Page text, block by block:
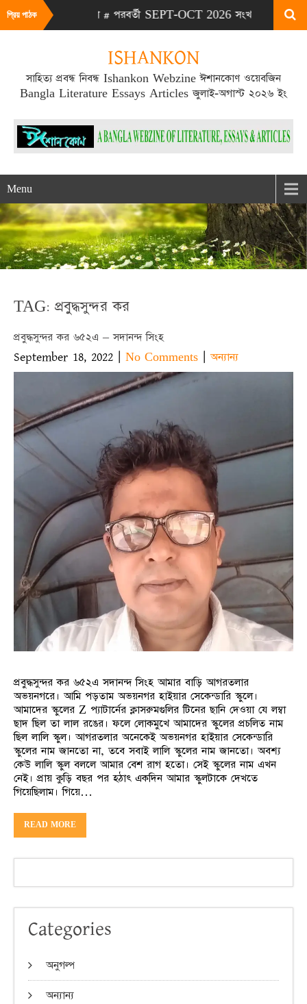
প্রিয় পাঠক2026 সংখ্যা # পরবর্তী SEPT-OCT 2026 সংখ্যা প্রকাশিত হবে
ISHANKON
সাহিত্য প্রবন্ধ নিবন্ধ Ishankon Webzine ঈশানকোণ ওয়েবজিন
Bangla Literature Essays Articles জুলাই-অগাস্ট ২০২৬ ইং
Menu
TAG: প্রবুদ্ধসুন্দর কর
প্রবুদ্ধসুন্দর কর ৬৫২এ – সদানন্দ সিংহ
September 18, 2022 | No Comments |অন্যান্য
প্রবুদ্ধসুন্দর কর ৬৫২এ সদানন্দ সিংহ আমার বাড়ি আগরতলার
অভয়নগরে। আমি পড়তাম অভয়নগর হাইয়ার সেকেন্ডারি স্কুলে।
আমাদের স্কুলের Z প্যাটার্নের ক্লাসরুমগুলির টিনের ছানি দেওয়া যে লম্বা
ছাদ ছিল তা লাল রঙের। ফলে লোকমুখে আমাদের স্কুলের প্রচলিত নাম
ছিল লালি স্কুল। আগরতলার অনেকেই অভয়নগর হাইয়ার সেকেন্ডারি
স্কুলের নাম জানতো না, তবে সবাই লালি স্কুলের নাম জানতো। অবশ্য
কেউ লালি স্কুল বললে আমার বেশ রাগ হতো। সেই স্কুলের নাম এখন
নেই। প্রায় কুড়ি বছর পর হঠাৎ একদিন আমার স্কুলটাকে দেখতে
গিয়েছিলাম। গিয়ে…
READ MORE
Categories
অনুগল্প
অন্যান্য